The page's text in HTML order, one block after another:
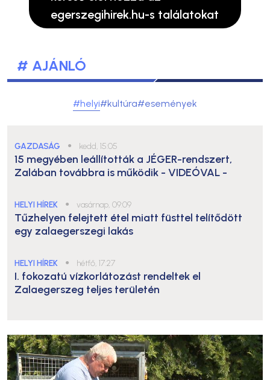
egerszegihirek.hu-s találatokat
# AJÁNLÓ
#helyi#kultúra#események
GAZDASÁG ● kedd, 15:05
15 megyében leállították a JÉGER-rendszert,
Zalában továbbra is működik - VIDEÓVAL -
HELYI HÍREK ● vasárnap, 09:09
Tűzhelyen felejtett étel miatt füsttel telítődött
egy zalaegerszegi lakás
HELYI HÍREK ● hétfő, 17:27
I. fokozatú vízkorlátozást rendeltek el
Zalaegerszeg teljes területén